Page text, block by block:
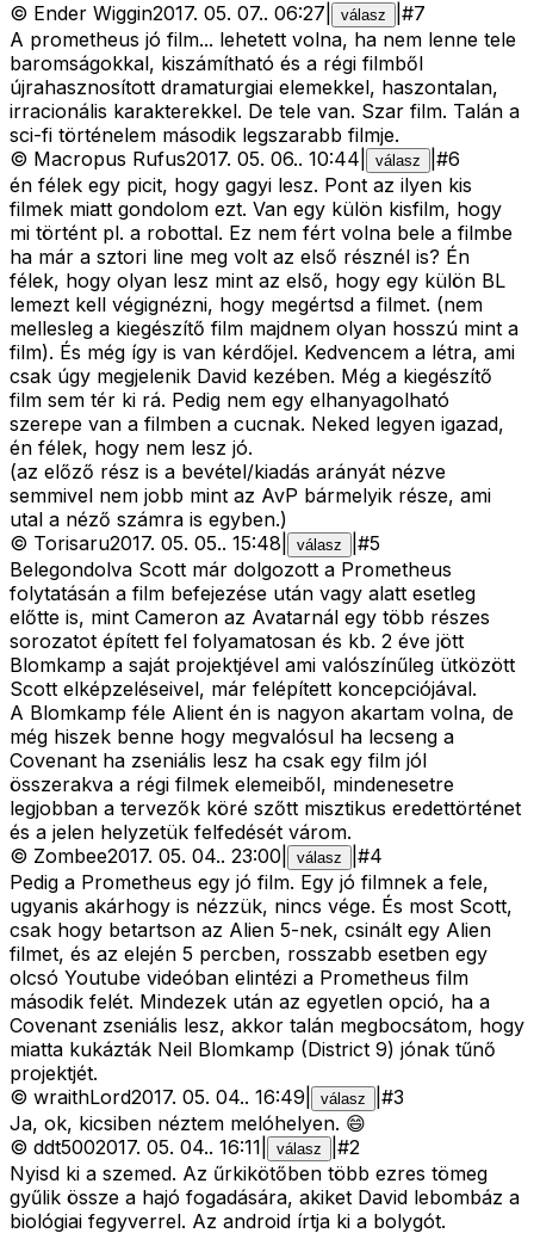
© Ender Wiggin2017. 05. 07.. 06:27 válasz #7
A prometheus jó film... lehetett volna, ha nem lenne tele
baromságokkal, kiszámítható és a régi filmből
újrahasznosított dramaturgiai elemekkel, haszontalan,
irracionális karakterekkel. De tele van. Szar film. Talán a
sci-fi történelem második legszarabb filmje.
© Macropus Rufus2017. 05. 06.. 10:44 válasz #6
én félek egy picit, hogy gagyi lesz. Pont az ilyen kis
filmek miatt gondolom ezt. Van egy külön kisfilm, hogy
mi történt pl. a robottal. Ez nem fért volna bele a filmbe
ha már a sztori line meg volt az első résznél is? Én
félek, hogy olyan lesz mint az első, hogy egy külön BL
lemezt kell végignézni, hogy megértsd a filmet. (nem
mellesleg a kiegészítő film majdnem olyan hosszú mint a
film). És még így is van kérdőjel. Kedvencem a létra, ami
csak úgy megjelenik David kezében. Még a kiegészítő
film sem tér ki rá. Pedig nem egy elhanyagolható
szerepe van a filmben a cucnak. Neked legyen igazad,
én félek, hogy nem lesz jó.
(az előző rész is a bevétel/kiadás arányát nézve
semmivel nem jobb mint az AvP bármelyik része, ami
utal a néző számra is egyben.)
© Torisaru2017. 05. 05.. 15:48 válasz #5
Belegondolva Scott már dolgozott a Prometheus
folytatásán a film befejezése után vagy alatt esetleg
előtte is, mint Cameron az Avatarnál egy több részes
sorozatot épített fel folyamatosan és kb. 2 éve jött
Blomkamp a saját projektjével ami valószínűleg ütközött
Scott elképzeléseivel, már felépített koncepciójával.
A Blomkamp féle Alient én is nagyon akartam volna, de
még hiszek benne hogy megvalósul ha lecseng a
Covenant ha zseniális lesz ha csak egy film jól
összerakva a régi filmek elemeiből, mindenesetre
legjobban a tervezők köré szőtt misztikus eredettörténet
és a jelen helyzetük felfedését várom.
© Zombee2017. 05. 04.. 23:00 válasz #4
Pedig a Prometheus egy jó film. Egy jó filmnek a fele,
ugyanis akárhogy is nézzük, nincs vége. És most Scott,
csak hogy betartson az Alien 5-nek, csinált egy Alien
filmet, és az elején 5 percben, rosszabb esetben egy
olcsó Youtube videóban elintézi a Prometheus film
második felét. Mindezek után az egyetlen opció, ha a
Covenant zseniális lesz, akkor talán megbocsátom, hogy
miatta kukázták Neil Blomkamp (District 9) jónak tűnő
projektjét.
© wraithLord2017. 05. 04.. 16:49 válasz #3
Ja, ok, kicsiben néztem melóhelyen. 😄
© ddt5002017. 05. 04.. 16:11 válasz #2
Nyisd ki a szemed. Az űrkikötőben több ezres tömeg
gyűlik össze a hajó fogadására, akiket David lebombáz a
biológiai fegyverrel. Az android írtja ki a bolygót.